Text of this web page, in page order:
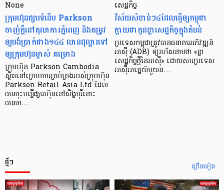
None
ក្រុមហ៊ុនផ្សារទំនើប Parkson
ចាញ់ក្ដីនៅតុលាការភ្នំពេញ និងតម្រូវ
ឲ្យបង់ប្រាក់ជាង១៤៤ លានដុល្លារទៅ
ឲ្យក្រុមហ៊ុនម្ចាស់ គម្រោង
ក្រុមហ៊ុន Parkson Cambodia
ស្ថិតនៅក្រោមការគ្រប់គ្រងរបស់ក្រុមហ៊ុន
Parkson Retail Asia Ltd ដែល
បានចុះបញ្ចីផ្សារហ៊ុននៅសិង្ហបុរីនោះ
បានចា…
សេដ្ឋកិច្ច​
វិស័យ​សំខាន់ៗ​៤​ដែល​ធ្វើ​ឲ្យ​កម្ពុជា​
ក្លាយ​ជា​កូន​ខ្លា​សេដ្ឋកិច្ច​ក្នុង​តំបន់
ប្រទេស​កម្ពុជា​ត្រូវ​បាន​ធនាគារ​អភិវឌ្ឍន៍​
អាស៊ី (ADB) ឲ្យ​រហ័ស​នាមថា «ខ្លា​
សេដ្ឋកិច្ច​ថ្មី​នៃ​អាស៊ី» ដោយសារ​ប្រទេស​
អាស៊ី​អាគ្នេយ៍​មួយ​ន…
ច្រើនទៀត
ថ្មីៗ